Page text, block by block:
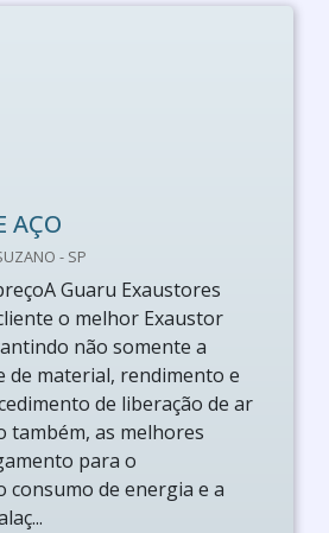
AÇO
- SP
Guaru Exaustores
o melhor Exaustor
não somente a
de material, rendimento e
de liberação de ar
também, as melhores
para o
consumo de energia e a